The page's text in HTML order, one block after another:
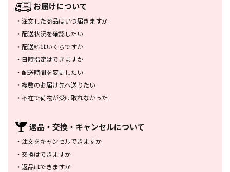
お届けについて
・ 注文した商品はいつ届きますか
・ 配送状況を確認したい
・ 配送料はいくらですか
・ 日時指定はできますか
・ 配送時間を変更したい
・ 複数のお届け先へ送りたい
・ 不在で荷物が受け取れなかった
返品・交換・ キャンセルについて
・ 注文をキャンセルできますか
・ 交換はできますか
・ 返品はできますか